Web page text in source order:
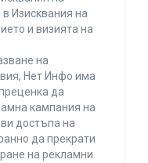
Изисквания на
и визията на
на
Нет Инфо има
да
кампания на
достъпа на
да прекрати
на рекламни